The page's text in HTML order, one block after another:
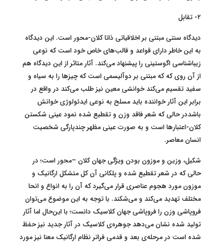
۲- تقابل
دیدگاه سنتی مبتنی بر اخلاقیاتی ذاتا کلان-محور است. این دیدگاه
به این خاطر دارای قواعد و قالب‌های خاص خود است که نوعی
زیباشناسی اگوستینی را پیشنهاد می‌کند. آثار متاثر از این دیدگاه هم
از آن روی که که مبتنی بر دوآلیسمی است که چیزها را به سیاه و
سفید تقسیم می‌کند خوانشی معین نیز طلب می‌کند در واقع در
برابر این آثار خواننده باید مسلح به نوعی ایدئولوژی خوانش
باشددر حالی که شعر فاقد وزن و تقطیع شده نمود عینی شکستن
کلان-اعتبارها است و به صورت عینی مظهر چندپارگی شخصیت
انسان معاصر.
شکیل، وزین و موزون بودن ویژگی جهان کلان –محور است؛ در
حالی که در شعر تقطیع شده و پلکانی آن کل متشکل ارگانیک و
موزون مورد هجوم عناصری قرار می‌گیرد که آن را به انواع و انحا
مختلف تهدید می‌کند و می‌شکند. با توجه به این موضوع می‌توان
فروپاشی وزن را فروپاشی جهان کلاسیک دانست؛ با این‌حال اما آثار
تولید شده نشان می‌دهد جوهره‌ی کلاسیک در آثار جدید نیز حفظ
شده است در مرحله‌ی بعد و قدمی فراتر نظام ارگانیک معنا نیز مورد